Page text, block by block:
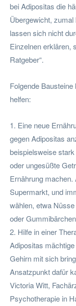
bei Adipositas die
Übergewicht,
lassen sich nicht
Einzelnen erklären,
Ratgeber“.
Folgende
helfen:
1. Eine neue
gegen Adipositas
beispielsweise
oder ungesüßte
Ernährung
Supermarkt, und
wählen, etwa
oder
2. Hilfe in einer
Adipositas
Gehirn mit sich
Ansatzpunkt dafür
Victoria Witt,
Psychotherapie in